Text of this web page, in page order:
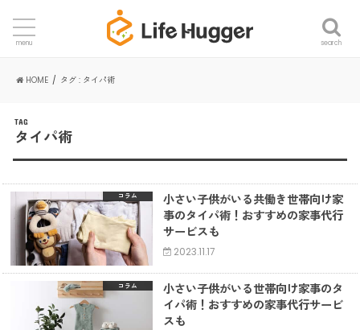
search
menu
HOME タグ : タイパ術
TAG
タイパ術
コラム
小さい子供がいる共働き世帯向け家
事のタイパ術！おすすめの家事代行
サービスも
2023.11.17
コラム
小さい子供がいる世帯向け家事のタ
イパ術！おすすめの家事代行サービ
スも